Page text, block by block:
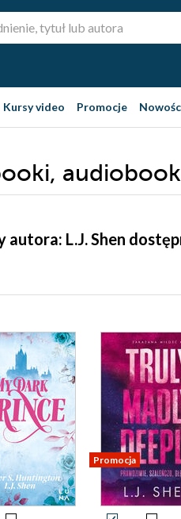
Kursy video Promocje
autora: L.J. Shen
Promocja